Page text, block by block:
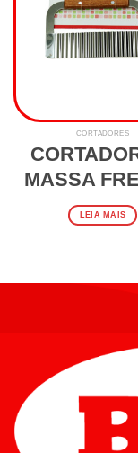
CORTADORES
MASSA
LEIA MAIS